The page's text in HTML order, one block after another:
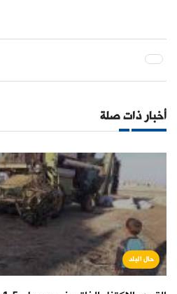
أخبار ذات صلة
حال البلد